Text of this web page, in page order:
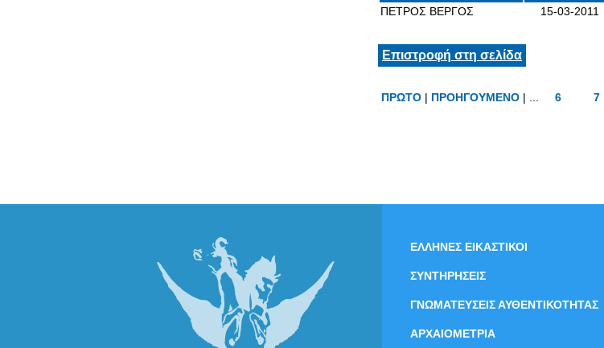
ΠΕΤΡΟΣ ΒΕΡΓΟΣ
15-03-2011
Επιστροφή στη σελίδα
ΠΡΩΤΟ | ΠΡΟΗΓΟΥΜΕΝΟ | ... 6 7
ΕΛΛΗΝΕΣ ΕΙΚΑΣΤΙΚΟΙ
ΣΥΝΤΗΡΗΣΕΙΣ
ΓΝΩΜΑΤΕΥΣΕΙΣ ΑΥΘΕΝΤΙΚΟΤΗΤΑΣ
ΑΡΧΑΙΟΜΕΤΡΙΑ